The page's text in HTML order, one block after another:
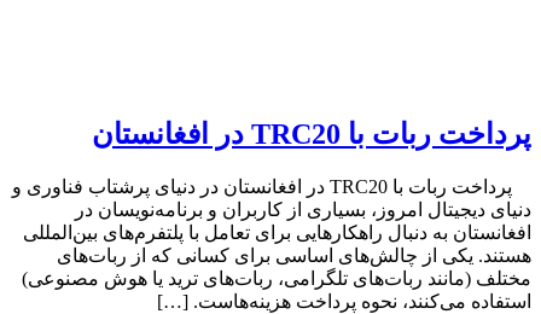
پرداخت ربات با TRC20 در افغانستان
پرداخت ربات با TRC20 در افغانستان در دنیای پرشتاب فناوری و
دنیای دیجیتال امروز، بسیاری از کاربران و برنامه‌نویسان در
افغانستان به دنبال راهکارهایی برای تعامل با پلتفرم‌های بین‌المللی
هستند. یکی از چالش‌های اساسی برای کسانی که از ربات‌های
مختلف (مانند ربات‌های تلگرامی، ربات‌های ترید یا هوش مصنوعی)
استفاده می‌کنند، نحوه پرداخت هزینه‌هاست. […]